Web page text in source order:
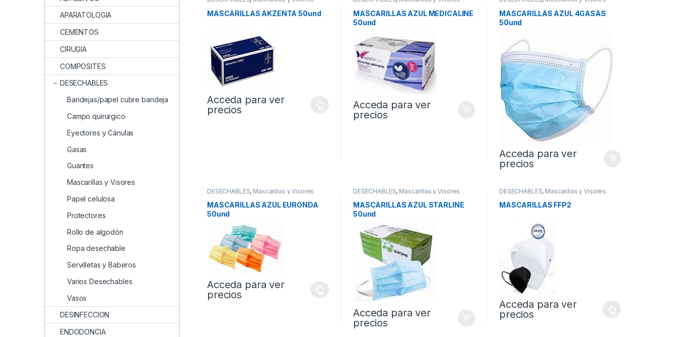
MASCARILLAS AKZENTA 50und
Acceda para ver
precios
MASCARILLAS AZUL MEDICALINE
50und
Acceda para ver
precios
MASCARILLAS AZUL 4GASAS
50und
Acceda para ver
precios
DESECHABLES, Mascarillas y Visores
MASCARILLAS AZUL EURONDA
50und
Acceda para ver
precios
DESECHABLES, Mascarillas y Visores
MASCARILLAS AZUL STARLINE
50und
Acceda para ver
precios
DESECHABLES, Mascarillas y Visores
MASCARILLAS FFP2
Acceda para ver
precios
APARATOLOGIA
CEMENTOS
CIRUGIA
COMPOSITES
DESECHABLES
Bandejas/papel cubre bandeja
Campo quirurgico
Eyectores y Cánulas
Gasas
Guantes
Mascarillas y Visores
Papel celulosa
Protectores
Rollo de algodón
Ropa desechable
Servilletas y Baberos
Varios Desechables
Vasos
DESINFECCION
ENDODONCIA